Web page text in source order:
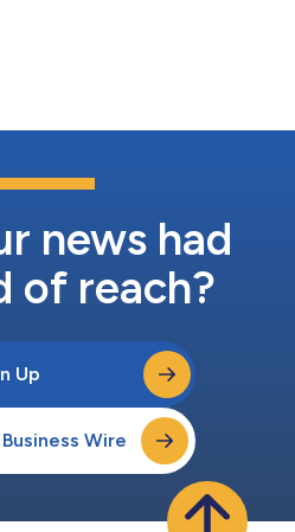
值转售。 我们以极高的预期和开
重庆祝在香港的设施落成20周
施，以帮助我们处理收到的AI数据
官方授权版本。译文仅供方便了解
news had
of reach?
Up
Wire